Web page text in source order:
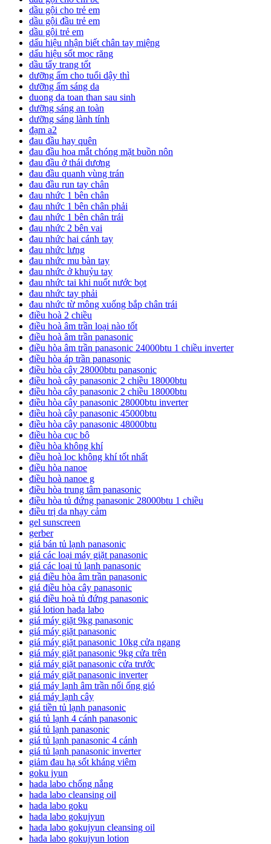
dầu gội cho trẻ em
dầu gội đầu trẻ em
dầu gội trẻ em
dấu hiệu nhận biết chân tay miệng
dấu hiệu sốt mọc răng
dầu tẩy trang tốt
dưỡng ẩm cho tuổi dậy thì
dưỡng ẩm sáng da
duong da toan than sau sinh
dưỡng sáng an toàn
dưỡng sáng lành tính
đạm a2
đau đầu hay quên
đau đầu hoa mắt chóng mặt buồn nôn
đau đầu ở thái dương
đau đầu quanh vùng trán
đau đầu run tay chân
đau nhức 1 bên chân
đau nhức 1 bên chân phải
đau nhức 1 bên chân trái
đau nhức 2 bên vai
đau nhức hai cánh tay
đau nhức lưng
đau nhức mu bàn tay
đau nhức ở khuỷu tay
đau nhức tai khi nuốt nước bọt
đau nhức tay phải
đau nhức từ mông xuống bắp chân trái
điều hoà 2 chiều
điều hoà âm trần loại nào tốt
điều hoà âm trần panasonic
điều hòa âm trần panasonic 24000btu 1 chiều inverter
điều hòa áp trần panasonic
điều hòa cây 28000btu panasonic
điều hoà cây panasonic 2 chiều 18000btu
điều hòa cây panasonic 2 chiều 18000btu
điều hòa cây panasonic 28000btu inverter
điều hoà cây panasonic 45000btu
điều hòa cây panasonic 48000btu
điều hòa cục bộ
điều hòa không khí
điều hoà lọc không khí tốt nhất
điều hòa nanoe
điều hoà nanoe g
điều hòa trung tâm panasonic
điều hòa tủ đứng panasonic 28000btu 1 chiều
điều trị da nhạy cảm
gel sunscreen
gerber
giá bán tủ lạnh panasonic
giá các loại máy giặt panasonic
giá các loại tủ lạnh panasonic
giá điều hòa âm trần panasonic
giá điều hòa cây panasonic
giá điều hoà tủ đứng panasonic
giá lotion hada labo
giá máy giặt 9kg panasonic
giá máy giặt panasonic
giá máy giặt panasonic 10kg cửa ngang
giá máy giặt panasonic 9kg cửa trên
giá máy giặt panasonic cửa trước
giá máy giặt panasonic inverter
giá máy lạnh âm trần nối ống gió
giá máy lạnh cây
giá tiền tủ lạnh panasonic
giá tủ lạnh 4 cánh panasonic
giá tủ lạnh panasonic
giá tủ lạnh panasonic 4 cánh
giá tủ lạnh panasonic inverter
giảm đau hạ sốt kháng viêm
goku jyun
hada labo chống nắng
hada labo cleansing oil
hada labo goku
hada labo gokujyun
hada labo gokujyun cleansing oil
hada labo gokujyun lotion